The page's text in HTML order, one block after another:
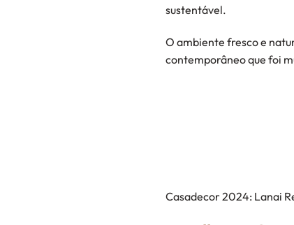
sustentável.
O ambiente fresco e
contemporâneo que foi
Casadecor 2024: Lanai